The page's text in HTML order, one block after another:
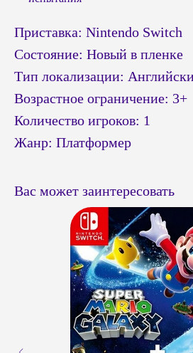
Приставка: Nintendo Switch
Состояние: Новый в пленке
Тип локализации:
Возрастное ограничение: 3+
Количество игроков: 1
Жанр: Платформер
Вас может заинтересовать
© Headshot — 2024. Все права
Приставки PS4 / PS5 Доставка и оплата